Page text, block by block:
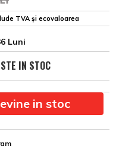
TVA și ecovaloarea
Luni
IN STOC
in stoc